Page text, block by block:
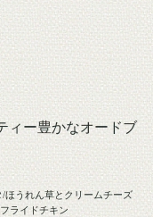
ィー豊かなオードブ
ほうれん草とクリームチーズ
ライドチキン